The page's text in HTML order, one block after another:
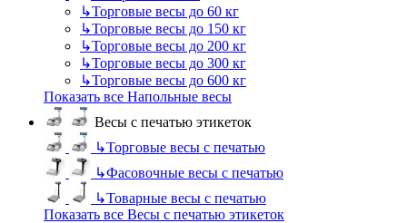
↳Торговые весы до 60 кг
↳Торговые весы до 150 кг
↳Торговые весы до 200 кг
↳Торговые весы до 300 кг
↳Торговые весы до 600 кг
Показать все Напольные весы
Весы с печатью этикеток
↳Торговые весы с печатью
↳Фасовочные весы с печатью
↳Товарные весы с печатью
Показать все Весы с печатью этикеток